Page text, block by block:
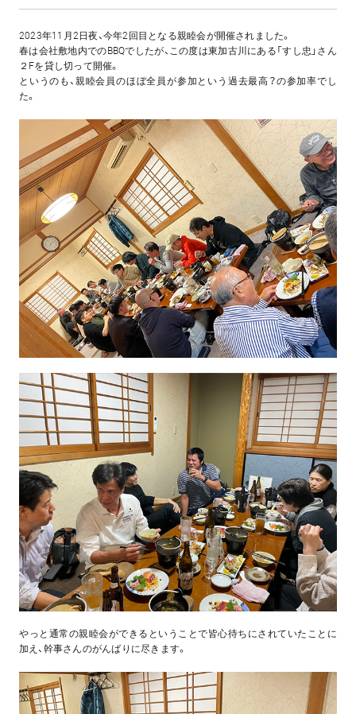
2023年11月2日夜、今年2回目となる親睦会が開催されました。
春は会社敷地内でのBBQでしたが、この度は東加古川にある「すし忠」さん
２Fを貸し切って開催。
というのも、親睦会員のほぼ全員が参加という過去最高？の参加率でし
た。
やっと通常の親睦会ができるということで皆心待ちにされていたことに
加え、幹事さんのがんばりに尽きます。